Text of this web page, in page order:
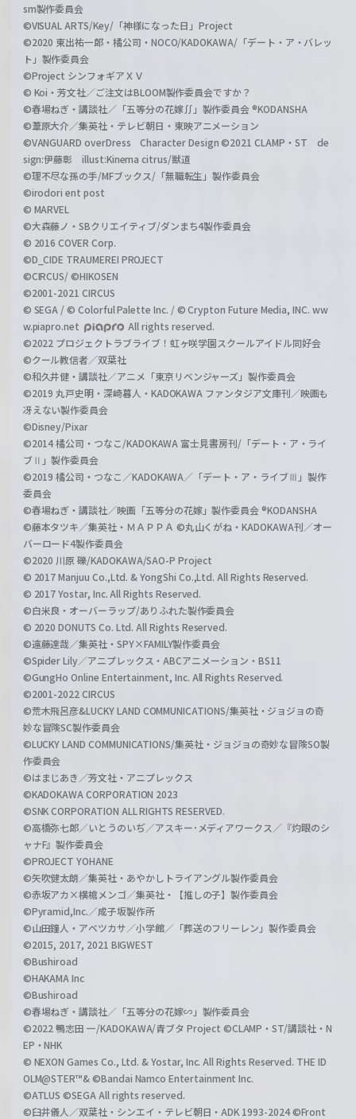
sm製作委員会
©VISUAL ARTS/Key/「神様になった日」Project
©2020 東出祐一郎・橘公司・NOCO/KADOKAWA/「デート・ア・バレッ
ト」製作委員会
©Project シンフォギアＸＶ
© Koi・芳文社／ご注文はBLOOM製作委員会ですか？
©春場ねぎ・講談社／「五等分の花嫁∬」製作委員会 ®KODANSHA
©葦原大介／集英社・テレビ朝日・東映アニメーション
©VANGUARD overDress Character Design ©2021 CLAMP・ST de
sign:伊藤彰 illust:Kinema citrus/獣道
©理不尽な孫の手/MFブックス/「無職転生」製作委員会
©irodori ent post
© MARVEL
©大森藤ノ・SBクリエイティブ/ダンまち4製作委員会
© 2016 COVER Corp.
©D_CIDE TRAUMEREI PROJECT
©CIRCUS/ ©HIKOSEN
©2001-2021 CIRCUS
© SEGA / © Colorful Palette Inc. / © Crypton Future Media, INC. ww
w.piapro.net
All rights reserved.
©2022 プロジェクトラブライブ！虹ヶ咲学園スクールアイドル同好会
©クール教信者／双葉社
©和久井健・講談社／アニメ「東京リベンジャーズ」製作委員会
©2019 丸戸史明・深崎暮人・KADOKAWA ファンタジア文庫刊／映画も
冴えない製作委員会
©Disney/Pixar
©2014 橘公司・つなこ/KADOKAWA 富士見書房刊/「デート・ア・ライ
ブⅡ」製作委員会
©2019 橘公司・つなこ／KADOKAWA／「デート・ア・ライブⅢ」製作
委員会
©春場ねぎ・講談社／映画「五等分の花嫁」製作委員会 ®KODANSHA
©藤本タツキ／集英社・ＭＡＰＰＡ ©丸山くがね・KADOKAWA刊／オー
バーロード4製作委員会
©2020 川原 礫/KADOKAWA/SAO-P Project
© 2017 Manjuu Co.,Ltd. & YongShi Co.,Ltd. All Rights Reserved.
© 2017 Yostar, Inc. All Rights Reserved.
©白米良・オーバーラップ/ありふれた製作委員会
© 2020 DONUTS Co. Ltd. All Rights Reserved.
©遠藤達哉／集英社・SPY×FAMILY製作委員会
©Spider Lily／アニプレックス・ABCアニメーション・BS11
©GungHo Online Entertainment, Inc. All Rights Reserved.
©2001-2022 CIRCUS
©荒木飛呂彦&LUCKY LAND COMMUNICATIONS/集英社・ジョジョの奇
妙な冒険SC製作委員会
©LUCKY LAND COMMUNICATIONS/集英社・ジョジョの奇妙な冒険SO製
作委員会
©はまじあき／芳文社・アニプレックス
©KADOKAWA CORPORATION 2023
©SNK CORPORATION ALL RIGHTS RESERVED.
©高橋弥七郎／いとうのいぢ／アスキー･メディアワークス／『灼眼のシ
ャナF』製作委員会
©PROJECT YOHANE
©矢吹健太朗／集英社・あやかしトライアングル製作委員会
©赤坂アカ×横槍メンゴ／集英社・【推しの子】製作委員会
©Pyramid,Inc.／成子坂製作所
©山田鐘人・アベツカサ／小学館／「葬送のフリーレン」製作委員会
©2015, 2017, 2021 BIGWEST
©Bushiroad
©HAKAMA Inc
©Bushiroad
©春場ねぎ・講談社／「五等分の花嫁∽」製作委員会
©2022 鴨志田 一/KADOKAWA/青ブタ Project ©CLAMP・ST/講談社・N
EP・NHK
© NEXON Games Co., Ltd. & Yostar, Inc. All Rights Reserved. THE ID
OLM@STER™& ©Bandai Namco Entertainment Inc.
©ATLUS ©SEGA All rights reserved.
©臼井儀人／双葉社・シンエイ・テレビ朝日・ADK 1993-2024 ©Front